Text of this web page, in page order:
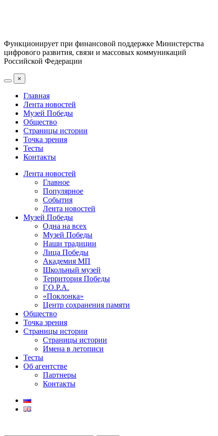
Функционирует при финансовой поддержке Министерства
цифрового развития, связи и массовых коммуникаций
Российской Федерации
×
Главная
Лента новостей
Музей Победы
Общество
Страницы истории
Точка зрения
Тесты
Контакты
Лента новостей
Главное
Популярное
События
Лента новостей
Музей Победы
Одна на всех
Музей Победы
Наши традиции
Лица Победы
Академия МП
Школьный музей
Территория Победы
Г.О.Р.А.
«Поклонка»
Центр сохранения памяти
Общество
Точка зрения
Страницы истории
Страницы истории
Имена в летописи
Тесты
Об агентстве
Партнеры
Контакты